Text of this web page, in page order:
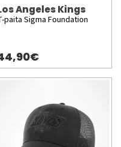
Angeles Kings
paita Sigma Foundation